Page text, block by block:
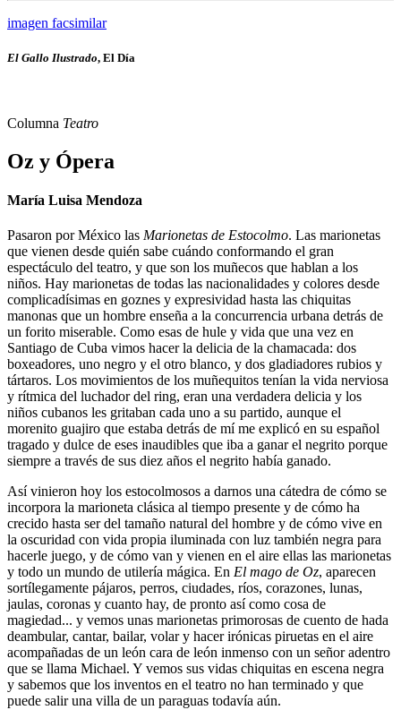
imagen facsimilar
El Gallo Ilustrado, El Día
Columna Teatro
Oz y Ópera
María Luisa Mendoza
Pasaron por México las Marionetas de Estocolmo. Las marionetas
que vienen desde quién sabe cuándo conformando el gran
espectáculo del teatro, y que son los muñecos que hablan a los
niños. Hay marionetas de todas las nacionalidades y colores desde
complicadísimas en goznes y expresividad hasta las chiquitas
manonas que un hombre enseña a la concurrencia urbana detrás de
un forito miserable. Como esas de hule y vida que una vez en
Santiago de Cuba vimos hacer la delicia de la chamacada: dos
boxeadores, uno negro y el otro blanco, y dos gladiadores rubios y
tártaros. Los movimientos de los muñequitos tenían la vida nerviosa
y rítmica del luchador del ring, eran una verdadera delicia y los
niños cubanos les gritaban cada uno a su partido, aunque el
morenito guajiro que estaba detrás de mí me explicó en su español
tragado y dulce de eses inaudibles que iba a ganar el negrito porque
siempre a través de sus diez años el negrito había ganado.
Así vinieron hoy los estocolmosos a darnos una cátedra de cómo se
incorpora la marioneta clásica al tiempo presente y de cómo ha
crecido hasta ser del tamaño natural del hombre y de cómo vive en
la oscuridad con vida propia iluminada con luz también negra para
hacerle juego, y de cómo van y vienen en el aire ellas las marionetas
y todo un mundo de utilería mágica. En El mago de Oz, aparecen
sortílegamente pájaros, perros, ciudades, ríos, corazones, lunas,
jaulas, coronas y cuanto hay, de pronto así como cosa de
magiedad... y vemos unas marionetas primorosas de cuento de hada
deambular, cantar, bailar, volar y hacer irónicas piruetas en el aire
acompañadas de un león cara de león inmenso con un señor adentro
que se llama Michael. Y vemos sus vidas chiquitas en escena negra
y sabemos que los inventos en el teatro no han terminado y que
puede salir una villa de un paraguas todavía aún.